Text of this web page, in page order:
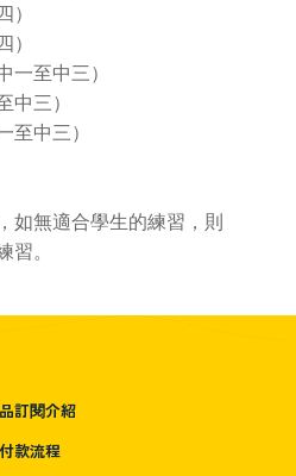
一至中三）
中三）
至中三）
如無適合學生的練習，則
。
訂閱介紹
付款流程